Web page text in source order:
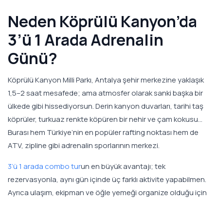
Neden Köprülü Kanyon’da
3’ü 1 Arada Adrenalin
Günü?
Köprülü Kanyon Milli Parkı, Antalya şehir merkezine yaklaşık
1,5–2 saat mesafede; ama atmosfer olarak sanki başka bir
ülkede gibi hissediyorsun. Derin kanyon duvarları, tarihi taş
köprüler, turkuaz renkte köpüren bir nehir ve çam kokusu…
Burası hem Türkiye’nin en popüler rafting noktası hem de
ATV, zipline gibi adrenalin sporlarının merkezi.
3’ü 1 arada combo turun en büyük avantajı; tek
rezervasyonla, aynı gün içinde üç farklı aktivite yapabilmen.
Ayrıca ulaşım, ekipman ve öğle yemeği organize olduğu için